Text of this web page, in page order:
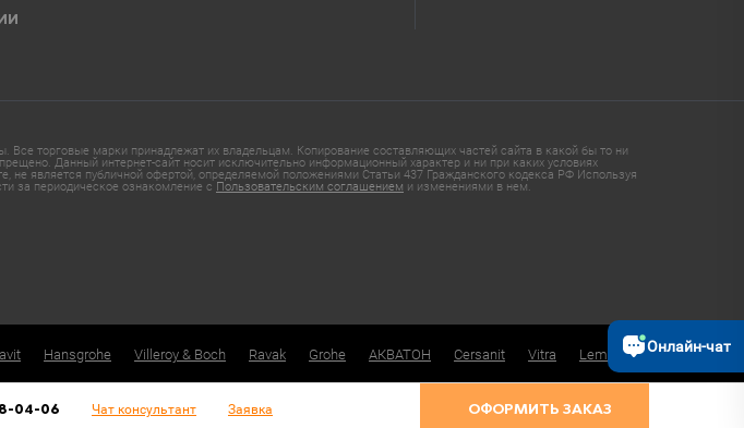
торговые марки принадлежат их владельцам. Копирование составляющих частей сайта в какой бы то ни
Данный интернет-сайт носит исключительно информационный характер и ни при каких условиях
является публичной офертой, определяемой положениями Статьи 437 Гражданского кодекса РФ Используя
за периодическое ознакомление с Пользовательским соглашением и изменениями в нем.
Hansgrohe Villeroy & Boch Ravak Grohe АКВАТОН Cersanit Vitra Lemark
04-06 Чат консультант Заявка ОФОРМИТЬ ЗАКАЗ
Онлайн-чат